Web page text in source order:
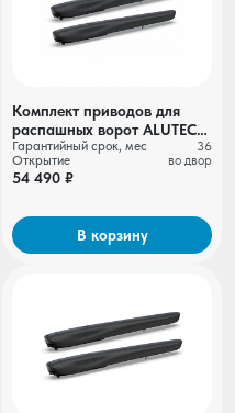
Комплект приводов для
распашных ворот ALUTECH
AMBO AM-3000KIT-N
Гарантийный срок, мес
36
Открытие
во двор
54 490 ₽
В корзину